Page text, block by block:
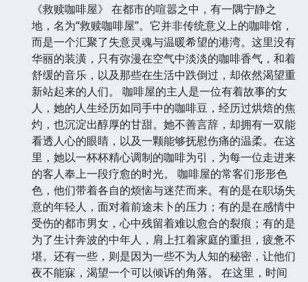
《救赎咖啡屋》 在都市的喧嚣之中，有一隅宁静之
地，名为“救赎咖啡屋”。它并非传统意义上的咖啡馆，
而是一个汇聚了失意灵魂与温暖希望的港湾。这里没有
华丽的装潢，只有弥漫在空气中淡淡的咖啡香气，和着
舒缓的音乐，以及那些在生活中跌倒过，却依然渴望重
新站起来的人们。 咖啡屋的主人是一位有着故事的女
人，她的人生经历如同手中的咖啡豆，经历过烘焙的焦
灼，也沉淀出醇厚的甘甜。她不善言辞，却拥有一双能
看透人心的眼睛，以及一颗能够抚慰伤痛的温柔。在这
里，她以一杯杯精心调制的咖啡为引，为每一位走进来
的客人奉上一段疗愈的时光。 咖啡屋的常客们形形色
色，他们带着各自的烦恼与迷茫而来。有的是在职场失
意的年轻人，面对着前途未卜的压力；有的是在感情中
受伤的都市男女，心中残留着难以愈合的裂痕；有的是
为了生计奔波的中年人，肩上扛着家庭的重担，疲惫不
堪。还有一些，则是因为一些不为人知的秘密，让他们
夜不能寐，渴望一个可以倾诉的角落。 在这里，时间